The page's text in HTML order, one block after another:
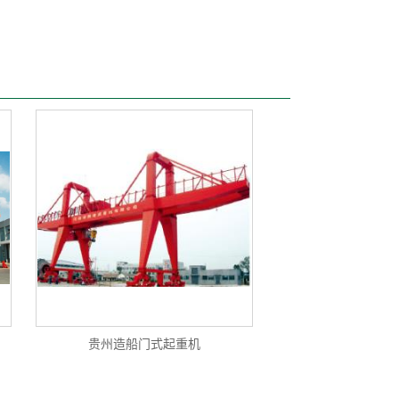
贵州造船门式起重机